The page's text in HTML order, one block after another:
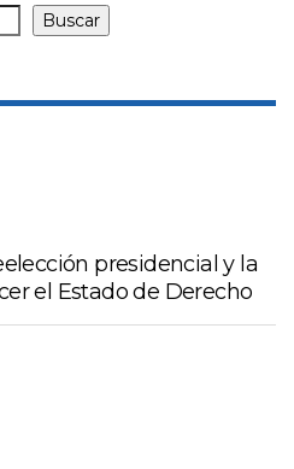
Buscar
presidencial y la
el Estado de Derecho